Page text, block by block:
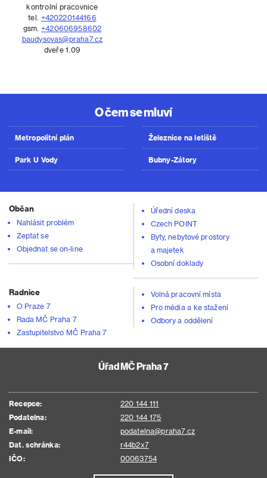
kontrolní pracovnice
tel. +420220144166
gsm. +420606958602
baudysovas@praha7.cz
dveře 1.09
O čem se mluví
Metropolitní plán
Park U Vody
Železnice na letiště
Bubny-Zátory
Občan
Nahlásit problém
Zeptat se
Objednat se on-line
Úřední deska
Czech POINT
Byty, nebytové prostory
a majetek
Osobní doklady
Radnice
O Praze 7
Rada MČ Praha 7
Zastupitelstvo MČ Praha 7
Volná pracovní místa
Pro média a ke stažení
Odbory a oddělení
Úřad MČ Praha 7
Recepce:
220 144 111
Podatelna:
220 144 175
E-mail:
podatelna@praha7.cz
Dat. schránka:
r44b2x7
IČO:
00063754